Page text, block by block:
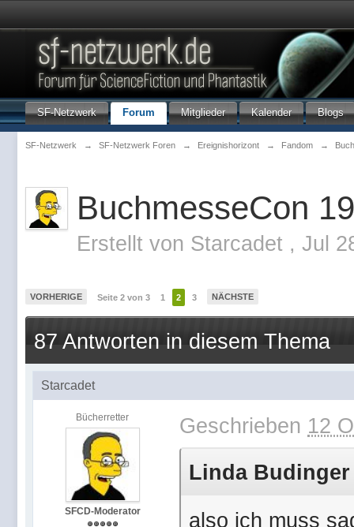
SF-Netzwerk Forum Mitglieder Kalender Blogs
SF-Netzwerk → SF-Netzwerk Foren → Ereignishorizont → Fandom →
BuchmesseCon 19
Erstellt von Starcadet , Jul
VORHERIGE Seite 2 von 3 1 2 3 NÄCHSTE
87 Antworten in diesem Thema
Starcadet
Bücherretter
SFCD-Moderator
Geschrieben 12
Linda Budinger
also ich muss